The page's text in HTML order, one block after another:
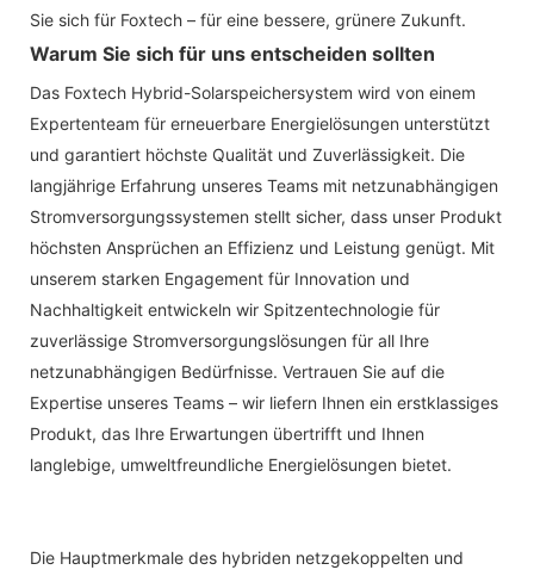
Sie sich für Foxtech – für eine bessere, grünere Zukunft.
Warum Sie sich für uns entscheiden sollten
Das Foxtech Hybrid-Solarspeichersystem wird von einem
Expertenteam für erneuerbare Energielösungen unterstützt
und garantiert höchste Qualität und Zuverlässigkeit. Die
langjährige Erfahrung unseres Teams mit netzunabhängigen
Stromversorgungssystemen stellt sicher, dass unser Produkt
höchsten Ansprüchen an Effizienz und Leistung genügt. Mit
unserem starken Engagement für Innovation und
Nachhaltigkeit entwickeln wir Spitzentechnologie für
zuverlässige Stromversorgungslösungen für all Ihre
netzunabhängigen Bedürfnisse. Vertrauen Sie auf die
Expertise unseres Teams – wir liefern Ihnen ein erstklassiges
Produkt, das Ihre Erwartungen übertrifft und Ihnen
langlebige, umweltfreundliche Energielösungen bietet.
Die Hauptmerkmale des hybriden netzgekoppelten und